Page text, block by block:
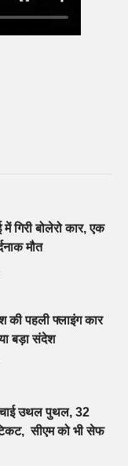
में गिरी बोलेरो कार, एक
मौत
की पहली फ्लाइंग कार
बड़ा संदेश
उथल पुथल, 32
सीएम को भी सेफ